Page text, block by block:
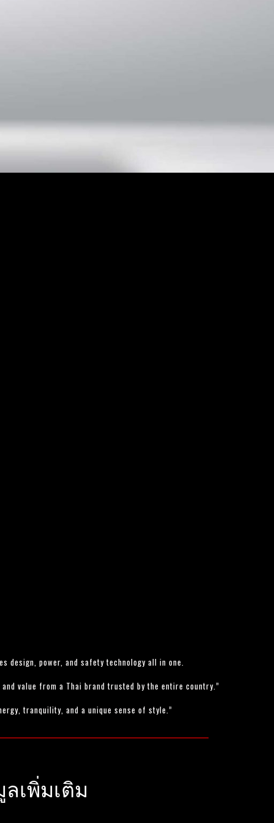
design, power, and safety technology all in one.
value from a Thai brand trusted by the entire country.”
tranquility, and a unique sense of style.”
เพิ่มเติม